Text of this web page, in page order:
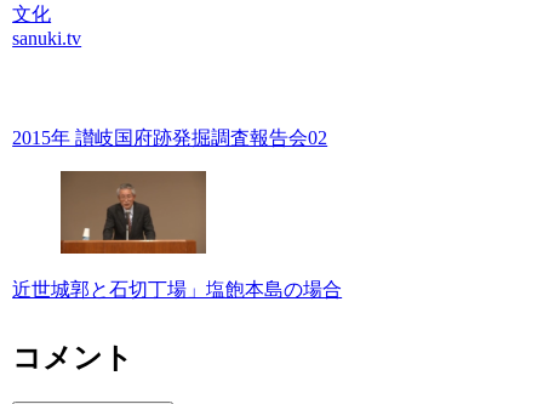
文化
sanuki.tv
2015年 讃岐国府跡発掘調査報告会02
近世城郭と石切丁場」塩飽本島の場合
コメント